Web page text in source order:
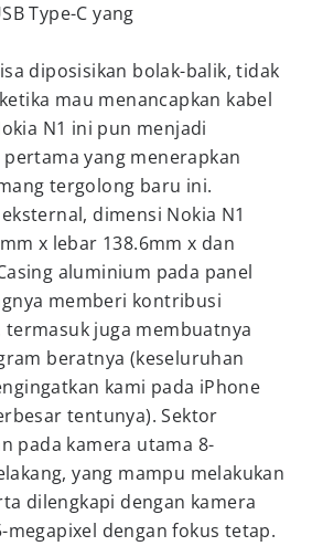
Type-C yang
diposisikan bolak-balik, tidak
mau menancapkan kabel
N1 ini pun menjadi
yang menerapkan
tergolong baru ini.
dimensi Nokia N1
x lebar 138.6mm x dan
aluminium pada panel
memberi kontribusi
juga membuatnya
beratnya (keseluruhan
kami pada iPhone
tentunya). Sektor
pada kamera utama 8-
yang mampu melakukan
dilengkapi dengan kamera
megapixel dengan fokus tetap.